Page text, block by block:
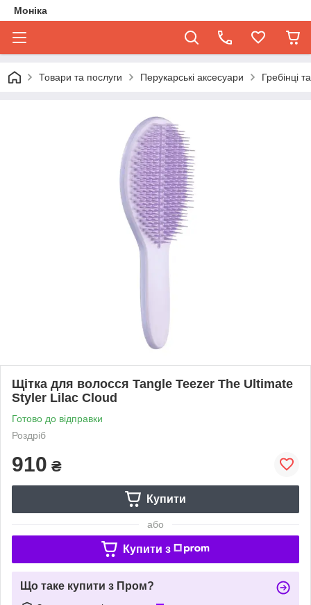
Моніка
Товари та послуги Перукарські аксесуари Гребінці
Щітка для волосся Tangle Teezer The Ultimate
Styler Lilac Cloud
Готово до відправки
Роздріб
910 ₴
Купити
або
Купити з
Що таке купити з Пром?